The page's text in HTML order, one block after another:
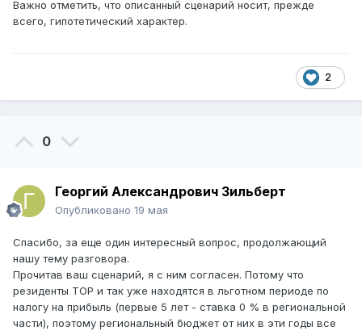
Важно отметить, что описанный сценарий носит, прежде
всего, гипотетический характер.
2
0
Георгий Александрович Зильберт
Опубликовано 19 мая
Спасибо, за еще один интересный вопрос, продолжающий
нашу тему разговора.
Прочитав ваш сценарий, я с ним согласен. Потому что
резиденты ТОР и так уже находятся в льготном периоде по
налогу на прибыль (первые 5 лет - ставка 0 % в региональной
части), поэтому региональный бюджет от них в эти годы все